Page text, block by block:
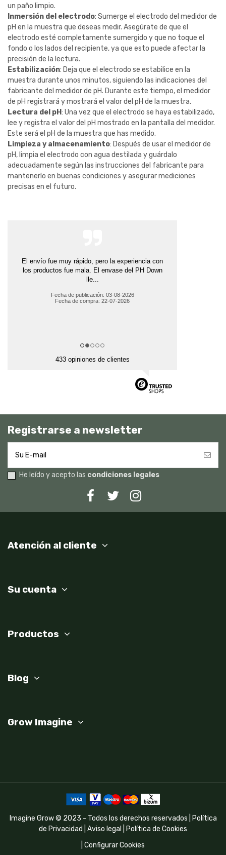
un paño limpio.
Inmersión del electrodo: Sumerge el electrodo del medidor de
pH en la muestra que deseas medir. Asegúrate de que el
electrodo esté completamente sumergido y que no toque el
fondo o los lados del recipiente, ya que esto puede afectar la
precisión de la lectura.
Estabilización: Deja que el electrodo se estabilice en la
muestra durante unos minutos, siguiendo las indicaciones del
fabricante del medidor de pH. Durante este tiempo, el medidor
de pH registrará y mostrará el valor del pH de la muestra.
Lectura del pH: Una vez que el electrodo se haya estabilizado,
lee y registra el valor del pH mostrado en la pantalla del medidor.
Este será el pH de la muestra que has medido.
Limpieza y almacenamiento: Después de usar el medidor de
pH, limpia el electrodo con agua destilada y guárdalo
adecuadamente según las instrucciones del fabricante para
mantenerlo en buenas condiciones y asegurar mediciones
precisas en el futuro.
El envío fue muy rápido, pero la experiencia con
los productos fue mala. El envase del PH Down
lle...
Fecha de publicación: 03-08-2026
Fecha de compra: 22-07-2026
433 opiniones de clientes
Registrarse a newsletter
He leído y acepto las condiciones legales
Atención al cliente
Su cuenta
Productos
Blog
Grow Imagine
Imagine Grow © 2023 - Todos los derechos reservados |
Política
de Privacidad
Aviso legal
Política de Cookies
Configurar Cookies